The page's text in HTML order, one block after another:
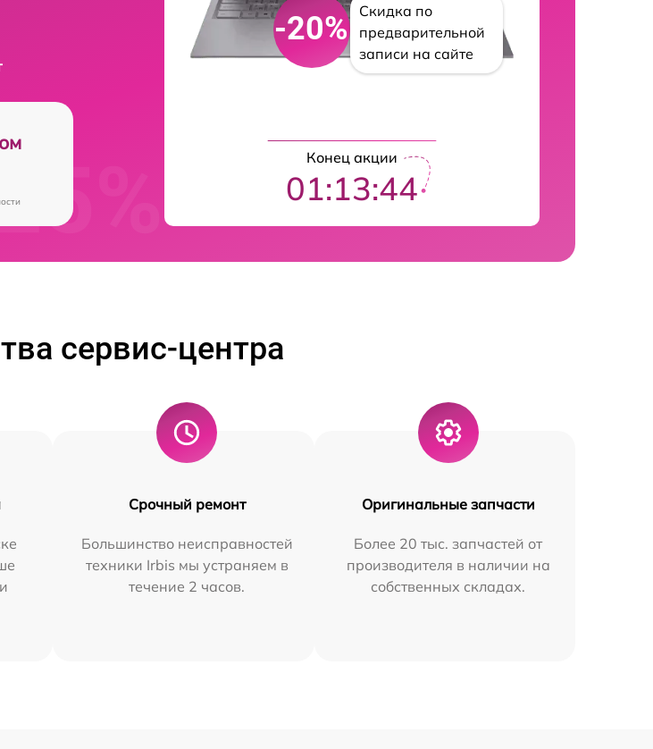
-20%
Скидка по
предварительной
записи на сайте
Конец акции
01:13:43
сервис-центра
Срочный ремонт
Большинство неисправностей
техники Irbis мы устраняем в
течение 2 часов.
Оригинальные запчасти
Более 20 тыс. запчастей от
производителя в наличии на
собственных складах.